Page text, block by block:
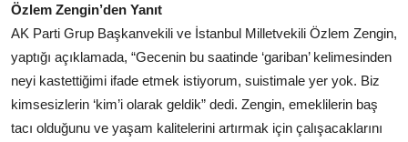
Özlem Zengin’den Yanıt
AK Parti Grup Başkanvekili ve İstanbul Milletvekili Özlem Zengin,
yaptığı açıklamada, “Gecenin bu saatinde ‘gariban’ kelimesinden
neyi kastettiğimi ifade etmek istiyorum, suistimale yer yok. Biz
kimsesizlerin ‘kim’i olarak geldik” dedi. Zengin, emeklilerin baş
tacı olduğunu ve yaşam kalitelerini artırmak için çalışacaklarını